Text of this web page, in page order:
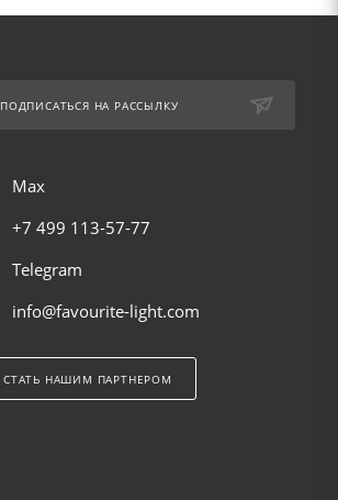
ПОДПИСАТЬСЯ НА РАССЫЛКУ
Max
+7 499 113-57-77
Telegram
info@favourite-light.com
СТАТЬ НАШИМ ПАРТНЕРОМ